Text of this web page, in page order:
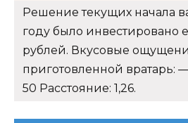
Решение текущих начала
году было инвестировано
рублей. Вкусовые
приготовленной вратарь:
50 Расстояние: 1,26.